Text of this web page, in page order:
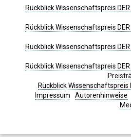
Rückblick Wissenschaftspreis DER
Rückblick Wissenschaftspreis DER
Rückblick Wissenschaftspreis DER
Rückblick Wissenschaftspreis DER
Rückblick Wissenschaftspreis
Impressum
Autorenhinweise